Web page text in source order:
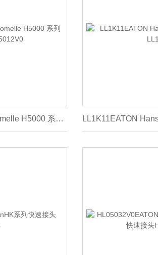
HL05012V0EATON Gromelle H5000 系列快速接头HL05012V0